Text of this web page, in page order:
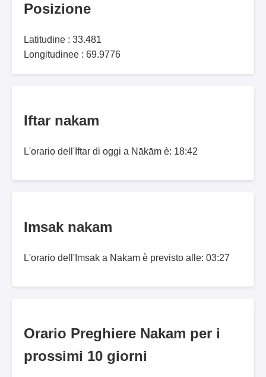
Posizione
Latitudine : 33.481
Longitudinee : 69.9776
Iftar nakam
L'orario dell'Iftar di oggi a Nākām è: 18:42
Imsak nakam
L'orario dell'Imsak a Nakam è previsto alle: 03:27
Orario Preghiere Nakam per i
prossimi 10 giorni